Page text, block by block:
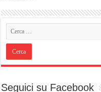
Seguici su Facebook